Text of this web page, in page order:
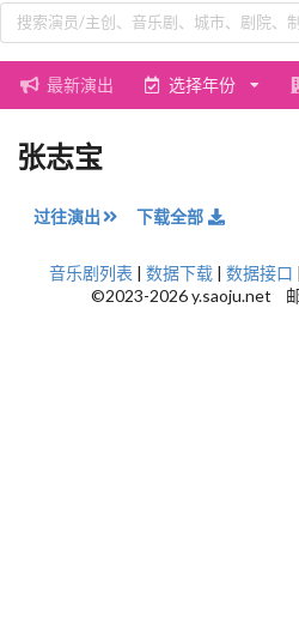
最新演出 选择年份
张志宝
过往演出 下载全部
音乐剧列表 | 数据下载 | 数据接口 |
©2023-2026 y.saoju.net